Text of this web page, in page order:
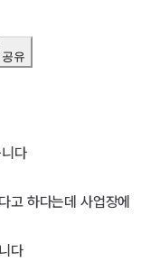
공유
다
고 하다는데 사업장에
다